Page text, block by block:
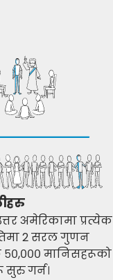
अमेरिकामा प्रत्येक
2 सरल गुणन
५०,००० मानिसहरूको
गर्न।